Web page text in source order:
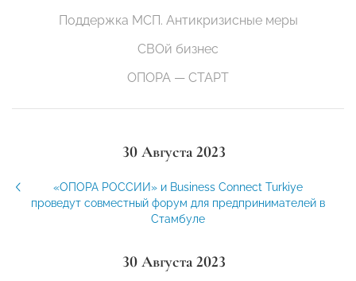
Поддержка МСП. Антикризисные меры
СВОй бизнес
ОПОРА — СТАРТ
30 Августа 2023
«ОПОРА РОССИИ» и Business Connect Turkiye
проведут совместный форум для предпринимателей в
Стамбуле
30 Августа 2023